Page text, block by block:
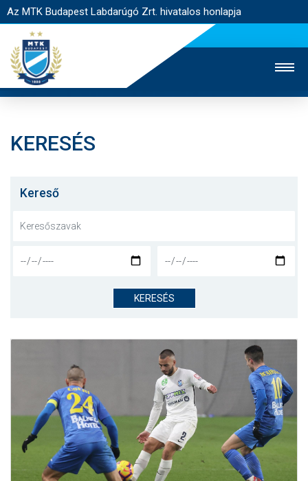
Az MTK Budapest Labdarúgó Zrt. hivatalos honlapja
JEGYÉRTÉKESÍTÉS
NYITÓLAP
CSAPATOK
KLUB
GALÉRIA
SZURKOLÓI ÉLMÉNYEK
AKKREDITÁCIÓ
KERESÉS
Kereső
KERESÉS